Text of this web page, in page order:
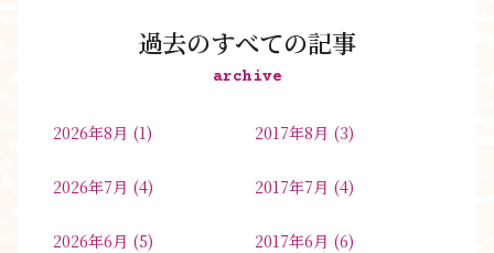
過去のすべての記事
archive
2026年8月 (1)
2026年7月 (4)
2026年6月 (5)
2017年8月 (3)
2017年7月 (4)
2017年6月 (6)